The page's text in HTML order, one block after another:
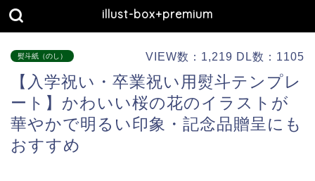
illust-box+premium
熨斗紙（のし） VIEW数：1,219 DL数：1105
【入学祝い・卒業祝い用熨斗テンプレ
ート】かわいい桜の花のイラストが
華やかで明るい印象・記念品贈呈にも
おすすめ